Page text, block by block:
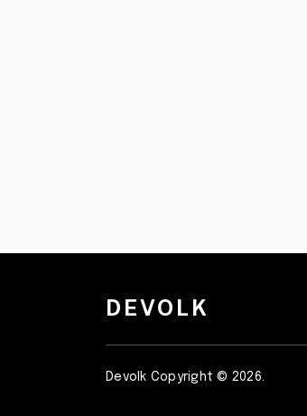
DEVOLK
Devolk Copyright © 2026.